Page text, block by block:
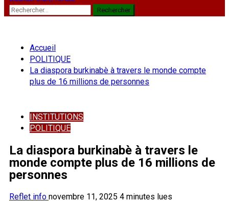
Rechercher :
Accueil
POLITIQUE
La diaspora burkinabè à travers le monde compte
plus de 16 millions de personnes
INSTITUTIONS
POLITIQUE
La diaspora burkinabè à travers le
monde compte plus de 16 millions de
personnes
Reflet info novembre 11, 2025 4 minutes lues